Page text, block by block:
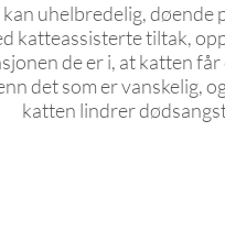
kan uhelbredelig, døende
katteassisterte tiltak,
de er i, at katten
det som er vanskelig,
katten lindrer